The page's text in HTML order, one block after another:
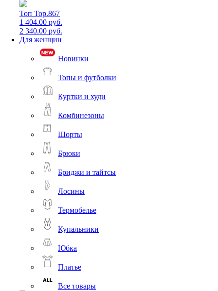
Топ Top.867
1 404.00 руб.
2 340.00 руб.
Для женщин
Новинки
Топы и футболки
Куртки и худи
Комбинезоны
Шорты
Брюки
Бриджи и тайтсы
Лосины
Термобелье
Купальники
Юбка
Платье
Все товары